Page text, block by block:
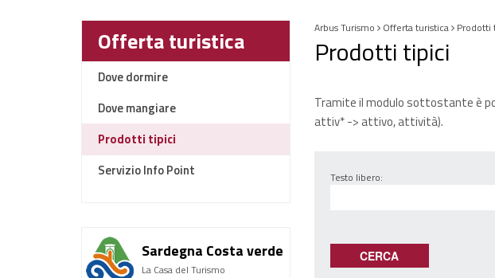
Offerta turistica
Dove dormire
Dove mangiare
Prodotti tipici
Servizio Info Point
Sardegna Costa verde
La Casa del Turismo
Arbus Turismo Offerta turistica Prodotti
Prodotti tipici
Tramite il modulo sottostante è
attiv* -> attivo, attività).
Testo libero: